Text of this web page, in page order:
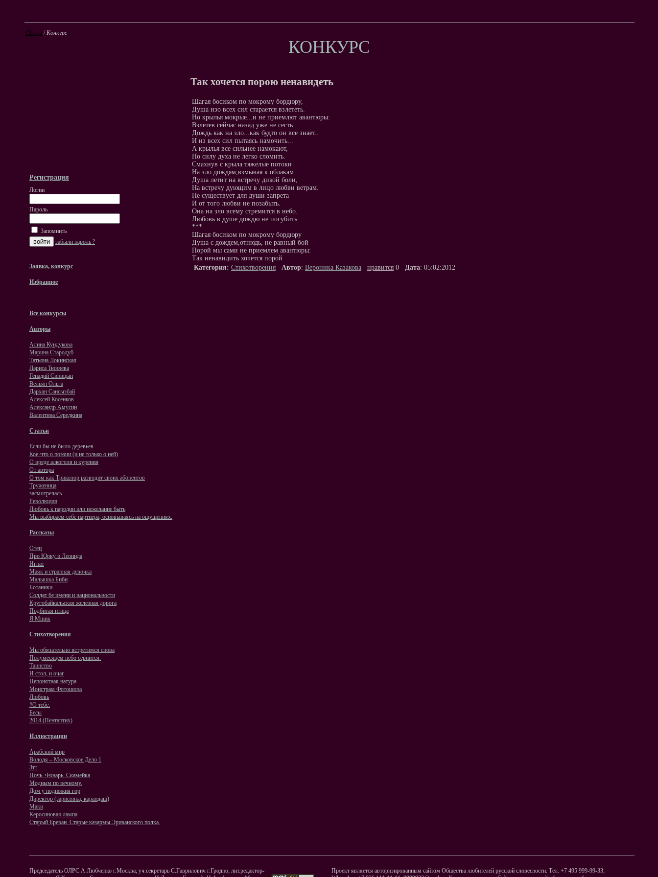
Olrs.ru /Конкурс
КОНКУРС
Регистрация
Логин
Пароль
Запомнить
забыли пароль ?
Заявка, конкурс
Избранное
Все конкурсы
Авторы
Алина Кундукова
Марина Стародуб
Татьяна Локинская
Лариса Тюняева
Генадий Синицын
Вельян Ольга
Дархан Сансызбай
Алексей Косенков
Александр Амусин
Валентина Середкина
Статьи
Если бы не было деревьев
Кое-что о поэзии (и не только о ней)
О вреде алкоголя и курения
От автора
О том как Триколор разводит своих абонентов
Труженица
засмотрелась
Революция
Любовь к пародии или нежелание быть
Мы выбираем себе партнера, основываясь на ощущениях.
Рассказы
Отец
Про Юрку и Леонида
Игнат
Маяк и странная девочка
Малышка Биби
Ботаники
Солдат бе имени и национальности
Кругобайкальская железная дорога
Подбитая птица
Я Мщик
Стихотворения
Мы обязательно встретимся снова
Полумесяцем небо серпится.
Таинство
И стол, и очаг
Непонятная натура
Монстрам Фотошопа
Любовь
#О тебе.
Бесы
2014 (Пентаптих)
Иллюстрации
Арабский мир
Володя – Московское Дело 1
3тт
Ночь. Фонарь. Скамейка
Модным по вечному.
Дом у подножия гор
Директор (зарисовка, карандаш)
Маки
Керосиновая лампа
Старый Ереван. Старые казармы Эриванского полка.
Так хочется порою ненавидеть
Шагая босиком по мокрому бордюру,
Душа изо всех сил старается взлететь.
Но крылья мокрые...и не приемлют авантюры:
Взлетев сейчас назад уже не сесть.
Дождь как на зло...как будто он все знает..
И из всех сил пытаясь намочить...
А крылья все сильнее намокают,
Но силу духа не легко сломить.
Смахнув с крыла тяжелые потоки
На зло дождям,взмывая к облакам.
Душа летит на встречу дикой боли,
На встречу дующим в лицо любви ветрам.
Не существует для души запрета
И от того любви не позабыть.
Она на зло всему стремится в небо.
Любовь в душе дождю не погубить.
***
Шагая босиком по мокрому бордюру
Душа с дождем,отнюдь, не равный бой
Порой мы сами не приемлем авантюры:
Так ненавидить хочется порой
Категория: Стихотворения Автор: Вероника Казакова нравится 0 Дата: 05:02:2012
Председатель ОЛРС А.Любченко г.Москва; уч.секретарь С.Гаврилович г.Гродно; лит.редактор-
Проект является авторизированным сайтом Общества любителей русской словесности. Тел. +7 495 999-99-33;